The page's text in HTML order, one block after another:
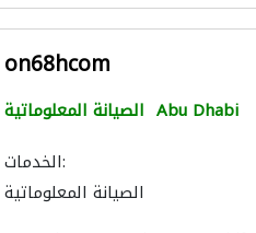
on68hcom
الصيانة المعلوماتية Abu Dhabi
الخدمات:
الصيانة المعلوماتية